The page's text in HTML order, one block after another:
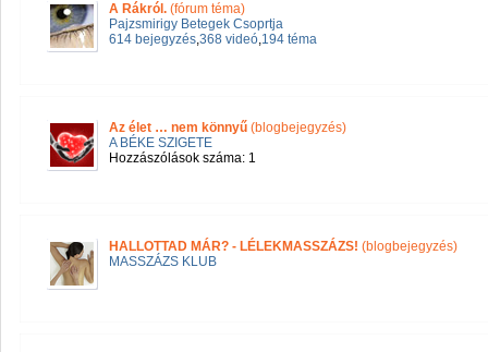
A Rákról. (fórum téma)
Pajzsmirigy Betegek Csoprtja
614 bejegyzés,368 videó,194 téma
Az élet … nem könnyű (blogbejegyzés)
A BÉKE SZIGETE
Hozzászólások száma: 1
HALLOTTAD MÁR? - LÉLEKMASSZÁZS! (blogbejegyzés)
MASSZÁZS KLUB